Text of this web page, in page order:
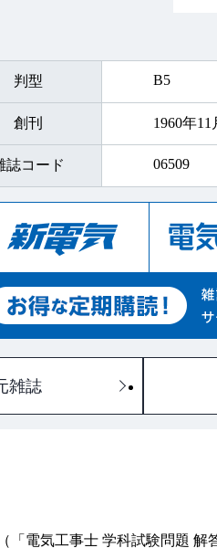
・電気通信
・トレンド
・最近の電
・強欲な青
・なるほど
ら見てみよう
・制御がわ
・“電気交
キルアップ
判型 B5
創刊 1960年11
誌コード 06509
雑誌
電気工事士 学科試験問題 解